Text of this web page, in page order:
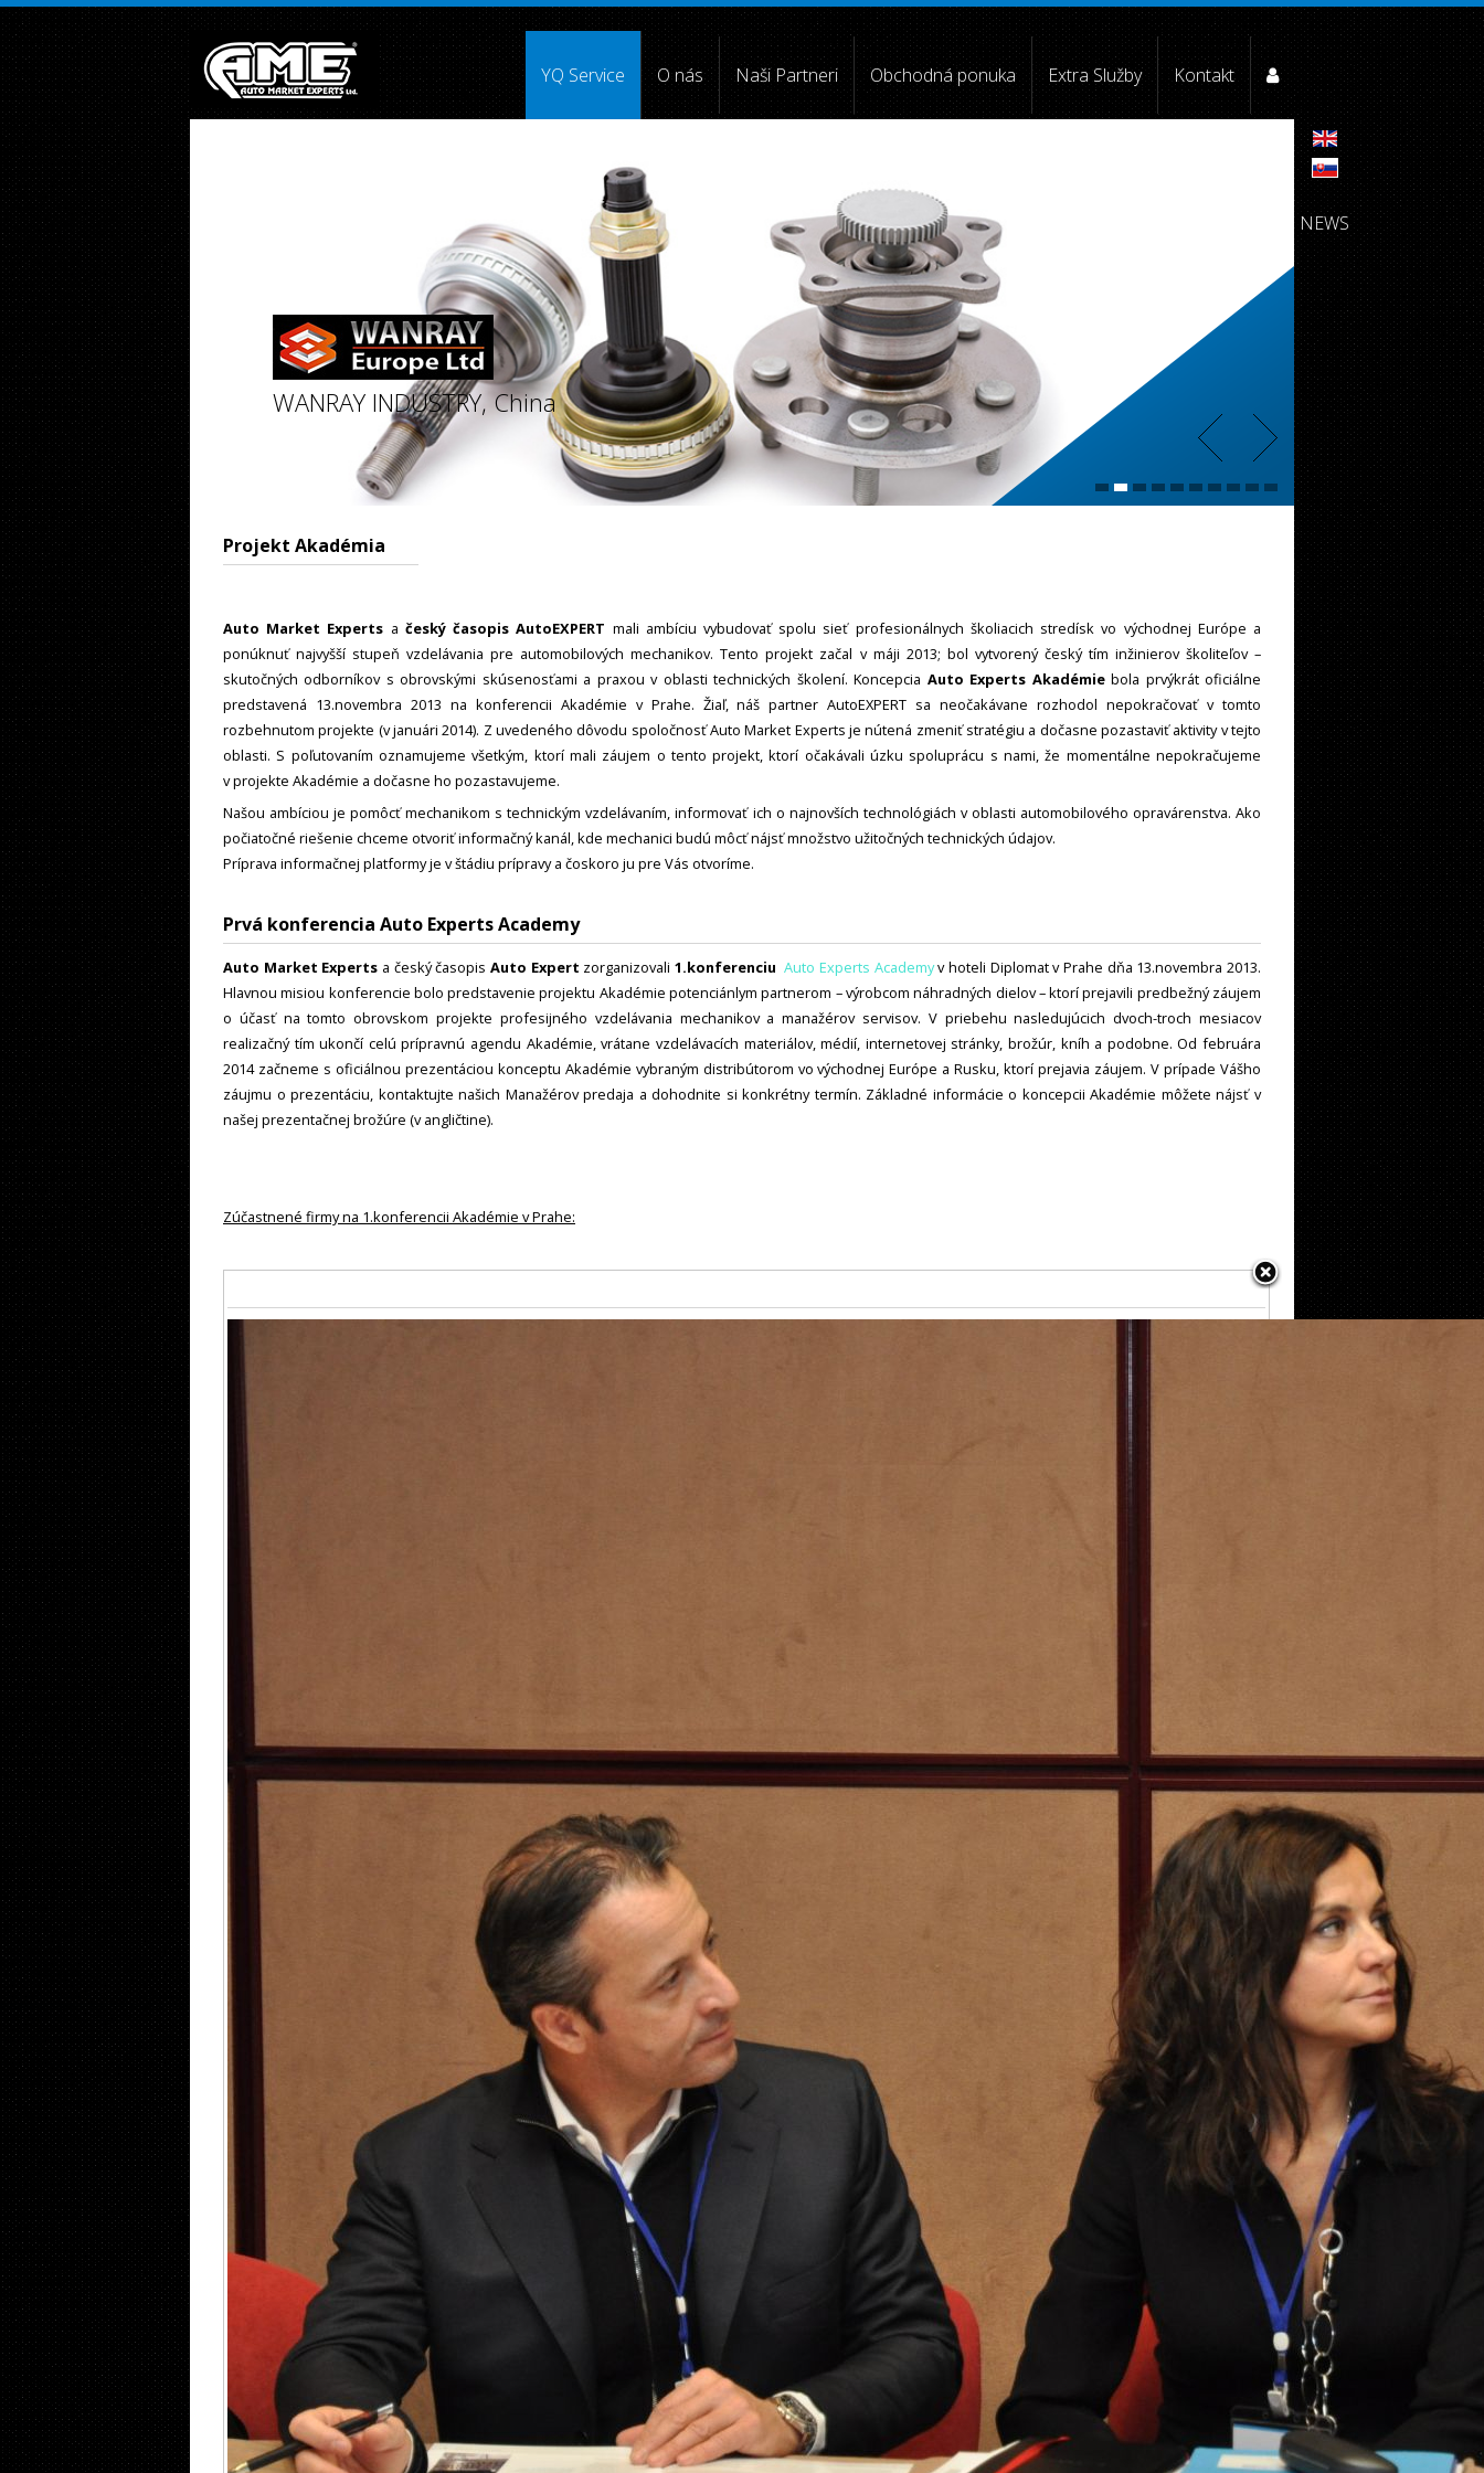
">
YQ Service O nás Naši Partneri Obchodná ponuka Extra Služby Kontakt
NEWS
WANRAY INDUSTRY, China
Projekt Akadémia
Auto Market Experts a český časopis AutoEXPERT mali ambíciu vybudovať spolu sieť profesionálnych školiacich stredísk vo východnej Európe a
ponúknuť najvyšší stupeň vzdelávania pre automobilových mechanikov. Tento projekt začal v máji 2013; bol vytvorený český tím inžinierov školiteľov –
skutočných odborníkov s obrovskými skúsenosťami a praxou v oblasti technických školení. Koncepcia Auto Experts Akadémiebola prvýkrát oficiálne
predstavená 13.novembra 2013 na konferencii Akadémie v Prahe. Žiaľ, náš partner AutoEXPERT sa neočakávane rozhodol nepokračovať v tomto
rozbehnutom projekte (v januári 2014). Z uvedeného dôvodu spoločnosť Auto Market Experts je nútená zmeniť stratégiu a dočasne pozastaviť aktivity v tejto
oblasti. S poľutovaním oznamujeme všetkým, ktorí mali záujem o tento projekt, ktorí očakávali úzku spoluprácu s nami, že momentálne nepokračujeme
v projekte Akadémie a dočasne ho pozastavujeme.
Našou ambíciou je pomôcť mechanikom s technickým vzdelávaním, informovať ich o najnovších technológiách v oblasti automobilového opravárenstva. Ako
počiatočné riešenie chceme otvoriť informačný kanál, kde mechanici budú môcť nájsť množstvo užitočných technických údajov.
Príprava informačnej platformy je v štádiu prípravy a čoskoro ju pre Vás otvoríme.
Prvá konferencia Auto Experts Academy
Auto Market Experts a český časopisAuto Expert zorganizovali1.konferenciu Auto Experts Academyv hoteli Diplomat v Prahe dňa 13.novembra 2013.
Hlavnou misiou konferencie bolo predstavenie projektu Akadémie potenciánlym partnerom – výrobcom náhradných dielov – ktorí prejavili predbežný záujem
o účasť na tomto obrovskom projekte profesijného vzdelávania mechanikov a manažérov servisov. V priebehu nasledujúcich dvoch-troch mesiacov
realizačný tím ukončí celú prípravnú agendu Akadémie, vrátane vzdelávacích materiálov, médií, internetovej stránky, brožúr, kníh a podobne. Od februára
2014 začneme s oficiálnou prezentáciou konceptu Akadémie vybraným distribútorom vo východnej Európe a Rusku, ktorí prejavia záujem. V prípade Vášho
záujmu o prezentáciu, kontaktujte našich Manažérov predaja a dohodnite si konkrétny termín. Základné informácie o koncepcii Akadémie môžete nájsť v
našej prezentačnej brožúre (v angličtine).
Zúčastnené firmy na 1.konferencii Akadémie v Prahe: